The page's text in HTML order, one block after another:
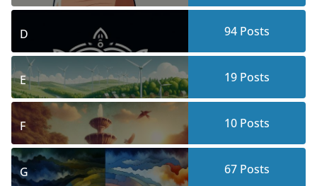
D 94Posts
E 19Posts
F 10Posts
G 67Posts